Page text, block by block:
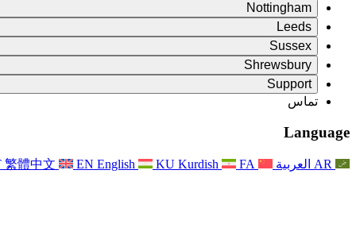
Nottingham
Review
رئیس بررسی
تیم بررسی مستقل
شرایط مرجع
گزارش نهایی بررسی مستقل
سوالات متداول
For Families
فرآیند بازخورد خانواده
آخرین به‌روزرسانی‌ها
خبرنامه‌ها
Leeds
Review
رئیس بررسی
تیم بررسی مستقل
شرایط مرجع
تماس
حمایت روانی از خانواده‌ها
رویدادها
Sussex
Review
رئیس بررسی
تیم بررسی مستقل
شرایط مرجع
For Families
به روز رسانی برای خانواده ها
Shrewsbury
Review
شرح وظایف برای بررسی زایمان
اطلاعیه ها
Reports
گزارش نهایی بررسی مستقل
اولین گزارش از نشریه ایندیپندنت ریویو
For Families
Support
Leeds
Nottingham
خدمات پشتیبانی روانشناختی خانواده
پشتیبانی بحران سلامت روان
خدمات منطقه‌ای ناتینگهام
تماس
Language
AR العربية 繁體中文 EN English KU Kurdish FA